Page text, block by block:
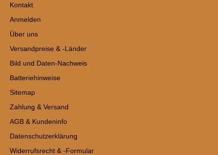
Kontakt
Anmelden
Über uns
Versandpreise & -Länder
Bild und Daten-Nachweis
Batteriehinweise
Sitemap
Zahlung & Versand
AGB & Kundeninfo
Datenschutzerklärung
Widerrufsrecht & -Formular